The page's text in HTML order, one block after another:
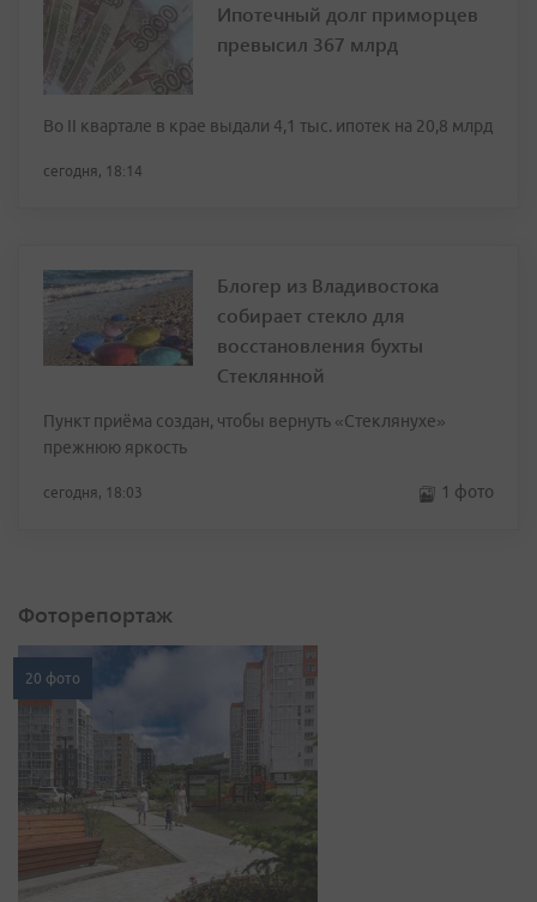
Ипотечный долг приморцев
превысил 367 млрд
Во II квартале в крае выдали 4,1 тыс. ипотек на 20,8 млрд
сегодня, 18:14
Блогер из Владивостока
собирает стекло для
восстановления бухты
Стеклянной
Пункт приёма создан, чтобы вернуть «Стеклянухе»
прежнюю яркость
сегодня, 18:03 1 фото
Фоторепортаж
20 фото